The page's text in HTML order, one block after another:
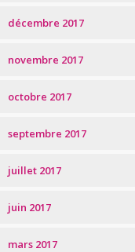
décembre 2017
novembre 2017
octobre 2017
septembre 2017
juillet 2017
juin 2017
mars 2017